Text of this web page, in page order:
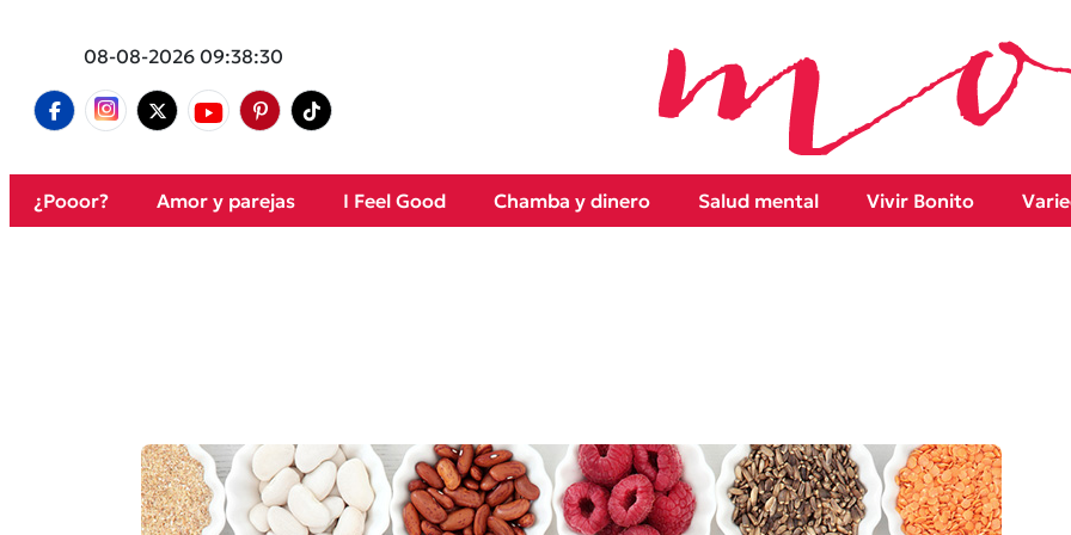
08-08-2026 09:38:30
¿Pooor? Amor y parejas I Feel Good Chamba y dinero Salud mental Vivir Bonito